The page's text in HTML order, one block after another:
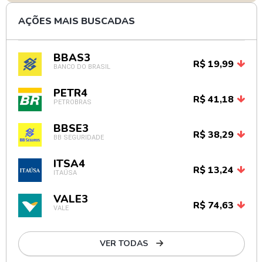
AÇÕES MAIS BUSCADAS
BBAS3
BANCO DO BRASIL R$ 19,99
PETR4
PETROBRAS R$ 41,18
BBSE3
BB SEGURIDADE R$ 38,29
ITSA4
ITAÚSA R$ 13,24
VALE3
VALE R$ 74,63
VER TODAS